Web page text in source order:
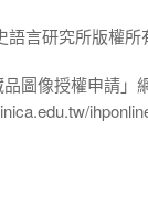
語言研究所版權所
圖像授權申請」